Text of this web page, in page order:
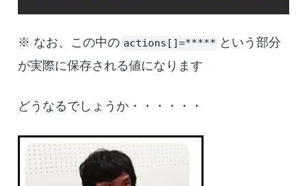
※ なお、この中の actions[]=***** という部分
が実際に保存される値になります
どうなるでしょうか・・・・・・